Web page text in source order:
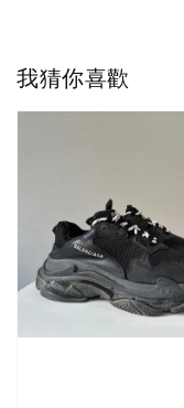
我猜你喜歡